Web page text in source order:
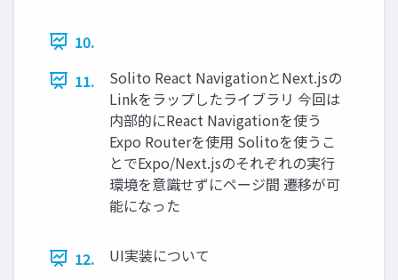
10.
11.
Solito React NavigationとNext.jsの
Linkをラップしたライブラリ 今回は
内部的にReact Navigationを使う
Expo Routerを使用 Solitoを使うこ
とでExpo/Next.jsのそれぞれの実行
環境を意識せずにページ間 遷移が可
能になった
12. UI実装について